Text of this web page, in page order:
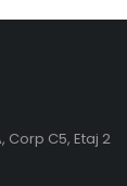
Corp C5, Etaj 2